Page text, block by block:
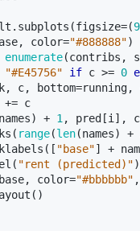
. subplots (figsize=(9
, color="#888888")
enumerate(contribs ,
"#E45756" if c >= 0
k, c, bottom=running,
+= c
names) + 1 , pred [i ],
( range(len(names) +
([ "base"] +
( "rent (predicted)")
base, color="#bbbbbb" ,
()